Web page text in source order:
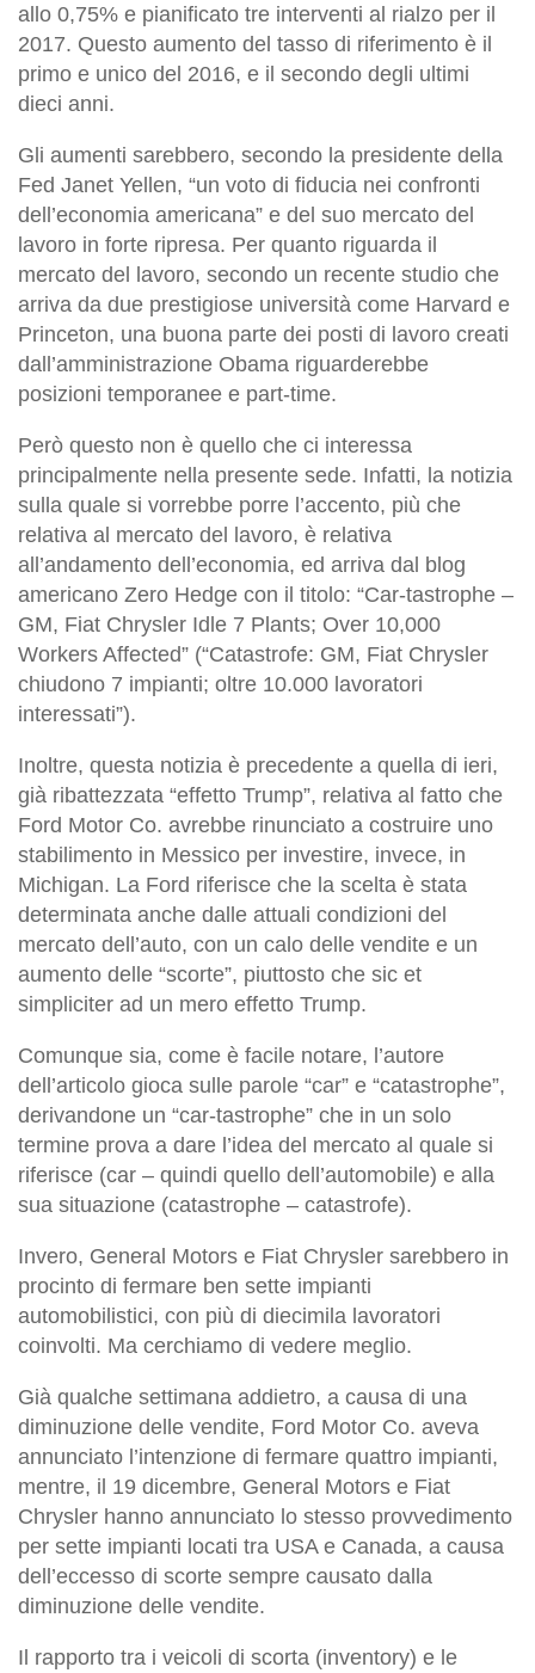
allo 0,75% e pianificato tre interventi al rialzo per il
2017. Questo aumento del tasso di riferimento è il
primo e unico del 2016, e il secondo degli ultimi
dieci anni.
Gli aumenti sarebbero, secondo la presidente della
Fed Janet Yellen, “un voto di fiducia nei confronti
dell’economia americana” e del suo mercato del
lavoro in forte ripresa. Per quanto riguarda il
mercato del lavoro, secondo un recente studio che
arriva da due prestigiose università come Harvard e
Princeton, una buona parte dei posti di lavoro creati
dall’amministrazione Obama riguarderebbe
posizioni temporanee e part-time.
Però questo non è quello che ci interessa
principalmente nella presente sede. Infatti, la notizia
sulla quale si vorrebbe porre l’accento, più che
relativa al mercato del lavoro, è relativa
all’andamento dell’economia, ed arriva dal blog
americano Zero Hedge con il titolo: “Car-tastrophe –
GM, Fiat Chrysler Idle 7 Plants; Over 10,000
Workers Affected” (“Catastrofe: GM, Fiat Chrysler
chiudono 7 impianti; oltre 10.000 lavoratori
interessati”).
Inoltre, questa notizia è precedente a quella di ieri,
già ribattezzata “effetto Trump”, relativa al fatto che
Ford Motor Co. avrebbe rinunciato a costruire uno
stabilimento in Messico per investire, invece, in
Michigan. La Ford riferisce che la scelta è stata
determinata anche dalle attuali condizioni del
mercato dell’auto, con un calo delle vendite e un
aumento delle “scorte”, piuttosto che sic et
simpliciter ad un mero effetto Trump.
Comunque sia, come è facile notare, l’autore
dell’articolo gioca sulle parole “car” e “catastrophe”,
derivandone un “car-tastrophe” che in un solo
termine prova a dare l’idea del mercato al quale si
riferisce (car – quindi quello dell’automobile) e alla
sua situazione (catastrophe – catastrofe).
Invero, General Motors e Fiat Chrysler sarebbero in
procinto di fermare ben sette impianti
automobilistici, con più di diecimila lavoratori
coinvolti. Ma cerchiamo di vedere meglio.
Già qualche settimana addietro, a causa di una
diminuzione delle vendite, Ford Motor Co. aveva
annunciato l’intenzione di fermare quattro impianti,
mentre, il 19 dicembre, General Motors e Fiat
Chrysler hanno annunciato lo stesso provvedimento
per sette impianti locati tra USA e Canada, a causa
dell’eccesso di scorte sempre causato dalla
diminuzione delle vendite.
Il rapporto tra i veicoli di scorta (inventory) e le